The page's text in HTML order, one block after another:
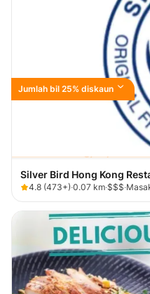
Silver Bird Hong Kong
4.8 (473+)·0.07 km·$$$·
Jumlah bil 25% diskaun